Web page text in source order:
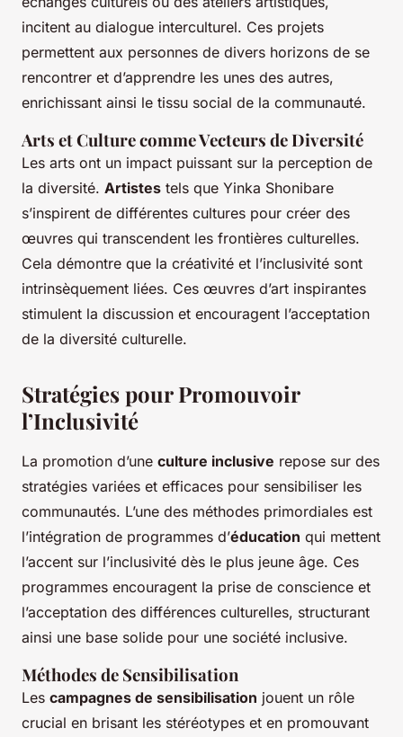
incitent au dialogue interculturel. Ces projets
permettent aux personnes de divers horizons de se
rencontrer et d’apprendre les unes des autres,
enrichissant ainsi le tissu social de la communauté.
Arts et Culture comme Vecteurs de Diversité
Les arts ont un impact puissant sur la perception de
la diversité. Artistes tels que Yinka Shonibare
s’inspirent de différentes cultures pour créer des
œuvres qui transcendent les frontières culturelles.
Cela démontre que la créativité et l’inclusivité sont
intrinsèquement liées. Ces œuvres d’art inspirantes
stimulent la discussion et encouragent l’acceptation
de la diversité culturelle.
Stratégies pour Promouvoir
l’Inclusivité
La promotion d’une culture inclusive repose sur des
stratégies variées et efficaces pour sensibiliser les
communautés. L’une des méthodes primordiales est
l’intégration de programmes d’éducation qui mettent
l’accent sur l’inclusivité dès le plus jeune âge. Ces
programmes encouragent la prise de conscience et
l’acceptation des différences culturelles, structurant
ainsi une base solide pour une société inclusive.
Méthodes de Sensibilisation
Les campagnes de sensibilisation jouent un rôle
crucial en brisant les stéréotypes et en promouvant